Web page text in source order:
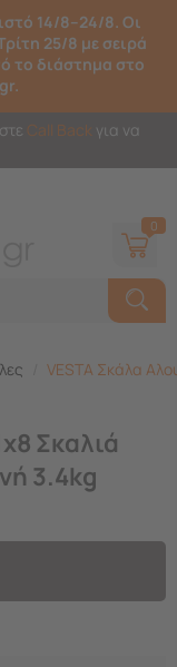
14/8–24/8. Οι
25/8 με σειρά
το διάστημα στο
Call Back για να
0
VESTA Σκάλα
Σκαλιά
3.4kg